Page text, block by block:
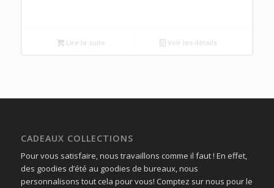
Lire la suite Voir les détails
CADEAUX COLLECTIONS
Pour vous satisfaire, nous travaillons comme il faut ! En effet,
des goodies d’été au goodies de bureaux, nous
personnalisons tout cela pour vous! Comptez sur nous pour le